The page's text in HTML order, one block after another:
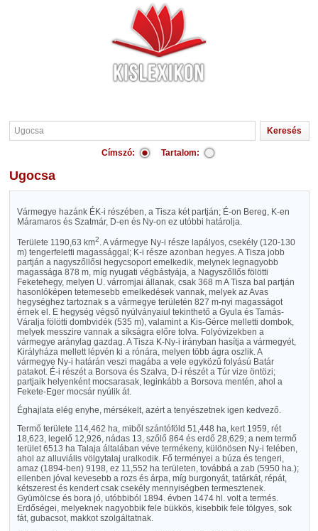
Címszó: Tartalom:
Ugocsa
Vármegye hazánk ÉK-i részében, a Tisza két partján; É-on Bereg, K-en
Máramaros és Szatmár, D-en és Ny-on ez utóbbi határolja.
Területe 1190,63 km2. A vármegye Ny-i része lapályos, csekély (120-130
m) tengerfeletti magassággal; K-i része azonban hegyes. A Tisza jobb
partján a nagyszőllősi hegycsoport emelkedik, melynek legnagyobb
magassága 878 m, míg nyugati végbástyája, a Nagyszőllős fölötti
Feketehegy, melyen U. várromjai állanak, csak 368 m A Tisza bal partján
hasonlóképen tetemesebb emelkedések vannak, melyek az Avas
hegységhez tartoznak s a vármegye területén 827 m-nyi magasságot
érnek el. E hegység végső nyúlványaiul tekinthető a Gyula és Tamás-
Váralja fölötti dombvidék (535 m), valamint a Kis-Gérce melletti dombok,
melyek messzire vannak a síkságra előre tolva. Folyóvizekben a
vármegye aránylag gazdag. A Tisza K-Ny-i irányban hasítja a vármegyét,
Királyháza mellett lépvén ki a rónára, melyen több ágra oszlik. A
vármegye Ny-i határán veszi magába a vele egyközű folyású Batár
patakot. É-i részét a Borsova és Szalva, D-i részét a Túr vize öntözi;
partjaik helyenként mocsarasak, leginkább a Borsova mentén, ahol a
Fekete-Eger mocsár nyúlik át.
Éghajlata elég enyhe, mérsékelt, azért a tenyészetnek igen kedvező.
Termő területe 114,462 ha, miből szántóföld 51,448 ha, kert 1959, rét
18,623, legelő 12,926, nádas 13, szőlő 864 és erdő 28,629; a nem termő
terület 6513 ha Talaja általában véve termékeny, különösen Ny-i felében,
ahol az alluviális völgytalaj uralkodik. Fő terményei a búza és tengeri,
amaz (1894-ben) 9198, ez 11,552 ha területen, továbbá a zab (5950 ha.);
ellenben jóval kevesebb a rozs és árpa, míg burgonyát, tatárkát, répát,
kétszerest és kendert csak csekély mennyiségben termesztenek.
Gyümölcse és bora jó, utóbbiból 1894. évben 1474 hl. volt a termés.
Erdőségei, melyeknek nagyobbik fele bükkös, kisebbik fele tölgyes, sok
fát, gubacsot, makkot szolgáltatnak.